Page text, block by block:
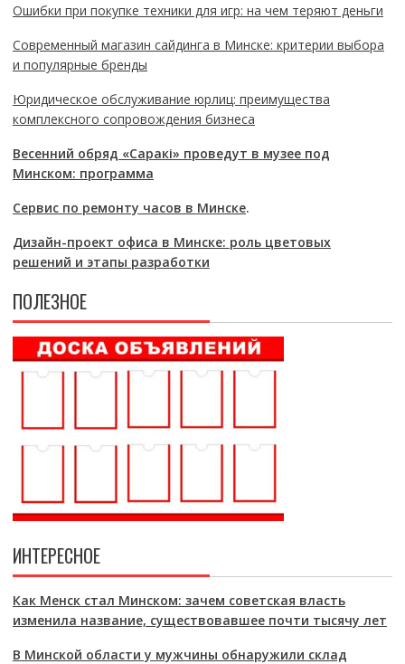
Ошибки при покупке техники для игр: на чем теряют деньги
Современный магазин сайдинга в Минске: критерии выбора
и популярные бренды
Юридическое обслуживание юрлиц: преимущества
комплексного сопровождения бизнеса
Весенний обряд «Саракі» проведут в музее под
Минском: программа
Сервис по ремонту часов в Минске.
Дизайн-проект офиса в Минске: роль цветовых
решений и этапы разработки
ПОЛЕЗНОЕ
ИНТЕРЕСНОЕ
Как Менск стал Минском: зачем советская власть
изменила название, существовавшее почти тысячу лет
В Минской области у мужчины обнаружили склад